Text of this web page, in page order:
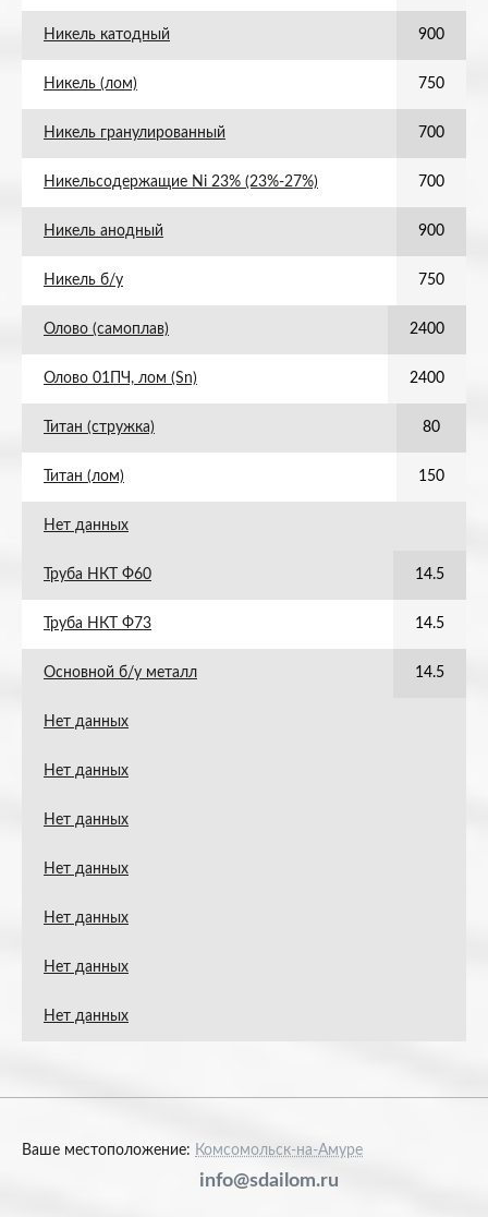
Никель катодный 900
Никель (лом) 750
Никель гранулированный 700
Никельсодержащие Ni 23% (23%-27%) 700
Никель анодный 900
Никель б/у 750
Олово (самоплав) 2400
Олово 01ПЧ, лом (Sn) 2400
Титан (стружка) 80
Титан (лом) 150
Нет данных
Труба НКТ Ф60 14.5
Труба НКТ Ф73 14.5
Основной б/у металл 14.5
Нет данных
Нет данных
Нет данных
Нет данных
Нет данных
Нет данных
Нет данных
Ваше местоположение: Комсомольск-на-Амуре
info@sdailom.ru